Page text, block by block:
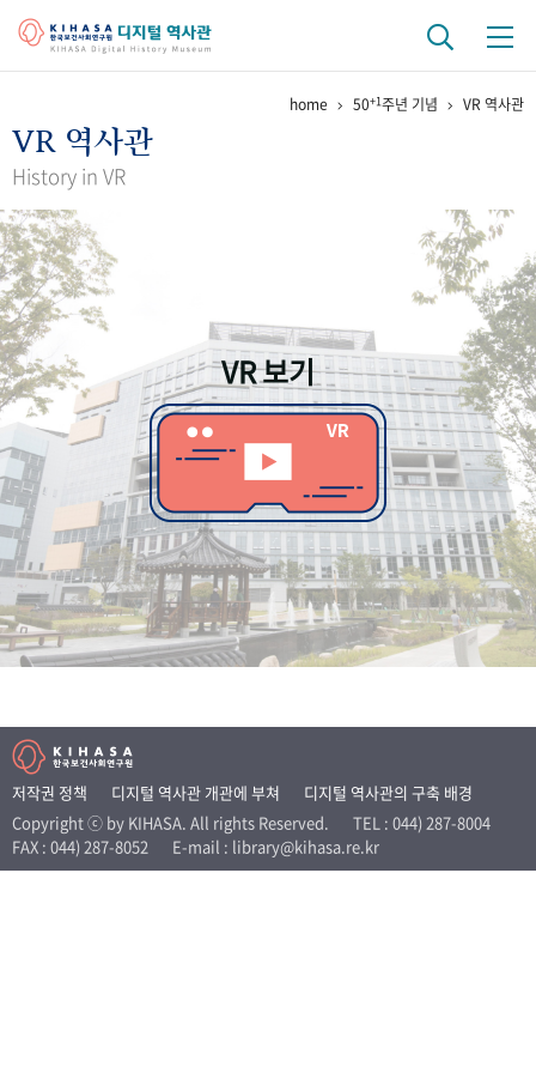
걸어온 길 기관 변천사
연구 역사
정책과 연구
간행물 변천사
기록물 아카이브
사진 아카이브 문서 기록물 행정박물 영상 기록물
50 주년 기념
성과 50선 숫자로 보는 50년 50 +1주년 광장
세계와 함께 한 KIHASA
VR 역사관
home 50+1주년 기념 VR 역사관
VR 역사관
History in VR
VR 보기
저작권 정책 디지털 역사관 개관에 부쳐
디지털 역사관의 구축 배경
Copyright ⓒ by KIHASA. All rights Reserved.
TEL : 044) 287-8004
FAX : 044) 287-8052
E-mail : library@kihasa.re.kr